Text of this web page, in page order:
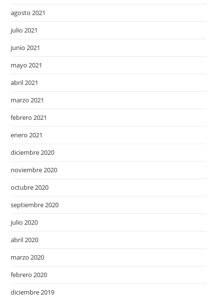
agosto 2021
julio 2021
junio 2021
mayo 2021
abril 2021
marzo 2021
febrero 2021
enero 2021
diciembre 2020
noviembre 2020
octubre 2020
septiembre 2020
julio 2020
abril 2020
marzo 2020
febrero 2020
diciembre 2019